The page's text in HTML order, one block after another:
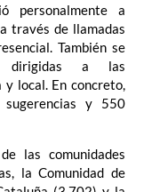
personalmente a
través de llamadas
También se
dirigidas a las
local. En concreto,
sugerencias y 550
las comunidades
la Comunidad de